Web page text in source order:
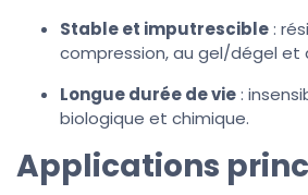
Stable et imputrescible:
compression, au gel/dégel et
Longue durée de vie:
biologique et chimique.
Applications